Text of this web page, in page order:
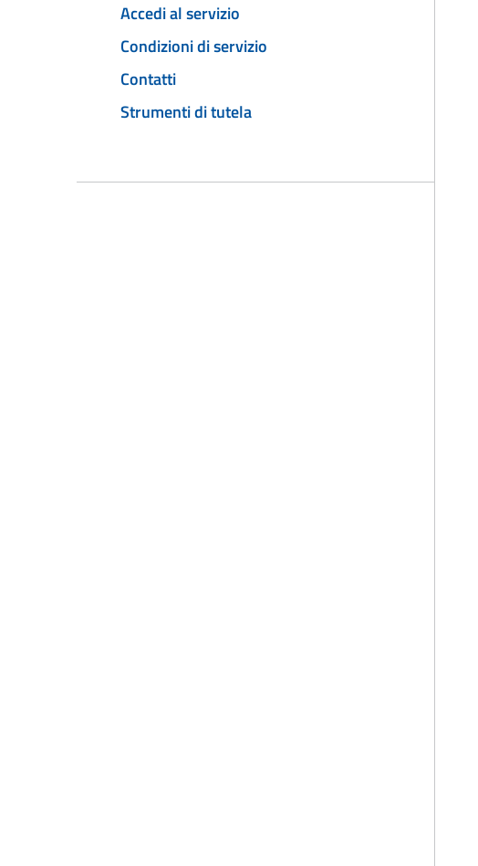
Accedi al servizio
Condizioni di servizio
Contatti
Strumenti di tutela